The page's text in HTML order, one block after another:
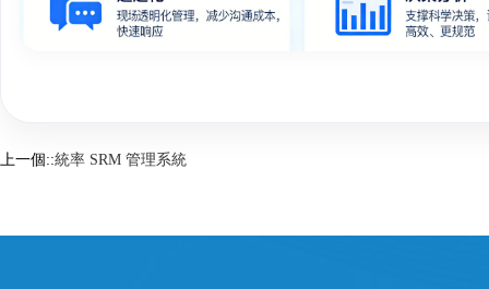
上一個::統率 SRM 管理系統